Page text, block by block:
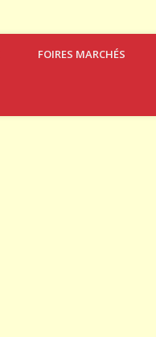
FOIRES MARCHÉS